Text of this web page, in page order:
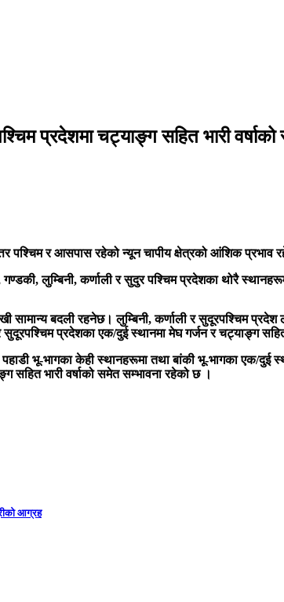
प्रदेशमा चट्याङ्ग सहित भारी वर्षाको
पश्चिम र आसपास रहेको न्यून चापीय क्षेत्रको आंशिक
लुम्बिनी, कर्णाली र सुदुर पश्चिम प्रदेशका थोरै
सामान्य बदली रहनेछ। लुम्बिनी, कर्णाली र सुदूरपश्चिम
प्रदेशका एक/दुई स्थानमा मेघ गर्जन र चट्याङ्ग
भू-भागका केही स्थानहरूमा तथा बांकी भू-भागका एक/दुई
सहित भारी वर्षाको समेत सम्भावना रहेको छ ।
आग्रह